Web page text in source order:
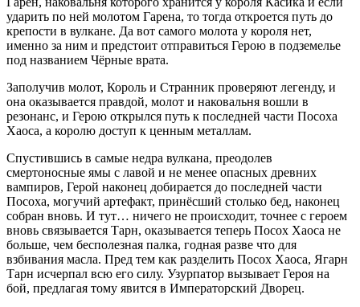
ударить по ней молотом Гарена, то тогда откроется путь до
крепости в вулкане. Да вот самого молота у короля нет,
именно за ним и предстоит отправиться Герою в подземелье
под названием Чёрные врата.
Заполучив молот, Король и Странник проверяют легенду, и
она оказывается правдой, молот и наковальня вошли в
резонанс, и Герою открылся путь к последней части Посоха
Хаоса, а королю доступ к ценным металлам.
Спустившись в самые недра вулкана, преодолев
смертоносные ямы с лавой и не менее опасных древних
вампиров, Герой наконец добирается до последней части
Посоха, могучий артефакт, принёсший столько бед, наконец
собран вновь. И тут… ничего не происходит, точнее с героем
вновь связывается Тарн, оказывается теперь Посох Хаоса не
больше, чем бесполезная палка, годная разве что для
взбивания масла. Пред тем как разделить Посох Хаоса, Ягарн
Тарн исчерпал всю его силу. Узурпатор вызывает Героя на
бой, предлагая тому явится в Императорский Дворец.